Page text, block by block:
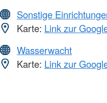
Sonstige
Karte: Link zur
Wasserwacht
Karte: Link zur